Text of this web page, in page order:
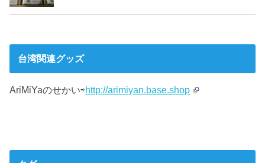
台湾関連グッズ
AriMiYaのせかい⇨http://arimiyan.base.shop